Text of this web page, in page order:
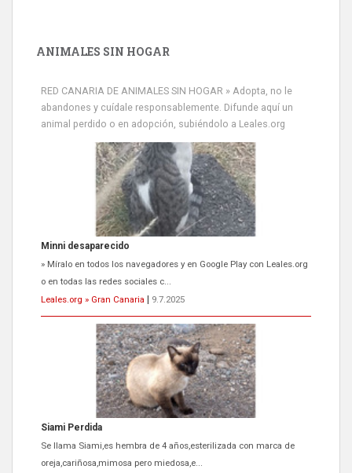
ANIMALES SIN HOGAR
RED CANARIA DE ANIMALES SIN HOGAR » Adopta, no le
abandones y cuídale responsablemente. Difunde aquí un
animal perdido o en adopción, subiéndolo a Leales.org
Siami Perdida
Se llama Siami,es hembra de 4 años,esterilizada con marca de
oreja,cariñosa,mimosa pero miedosa,e...
Leales.org » Gran Canaria
9.7.2025
ADOPCIÓN URGENTE GATA TEROR GRAN CANARIA
El ayuntamiento se va a llevar a Los Gatos callejeros de la zona los
próximos días, ella incluida...